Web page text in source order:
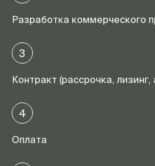
Разработка коммерческого
3
Контракт (рассрочка, лизинг,
4
Оплата